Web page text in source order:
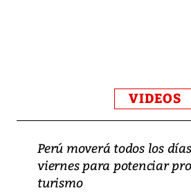
VIDEOS
Perú moverá todos los
viernes para potenciar
turismo